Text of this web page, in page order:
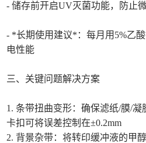
- 储存前开启UV灭菌功能，防止
- *长期使用建议*：每月用5%乙
电性能
三、关键问题解决方案
1. 条带扭曲变形：确保滤纸/膜/
卡扣可将误差控制在±0.2mm
2. 背景杂带：将转印缓冲液的甲